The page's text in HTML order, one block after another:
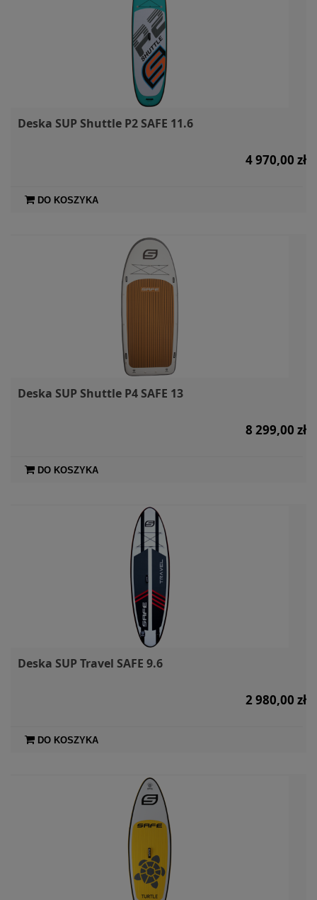
Deska SUP Shuttle P2 SAFE 11.6
4 970,00 zł
DO KOSZYKA
Deska SUP Shuttle P4 SAFE 13
8 299,00 zł
DO KOSZYKA
Deska SUP Travel SAFE 9.6
2 980,00 zł
DO KOSZYKA